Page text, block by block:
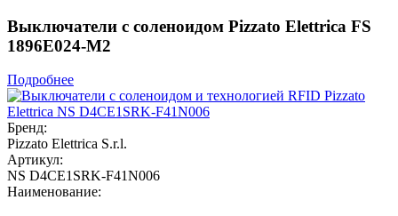
Выключатели с соленоидом Pizzato Elettrica FS
1896E024-M2
Подробнее
Бренд:
Pizzato Elettrica S.r.l.
Артикул:
NS D4CE1SRK-F41N006
Наименование: